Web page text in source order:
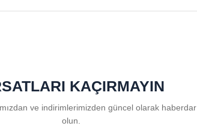
KAÇIRMAYIN
ve indirimlerimizden güncel olarak haberdar
olun.